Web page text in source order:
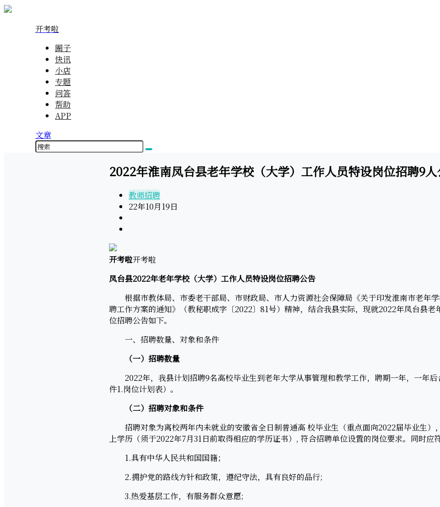
开考啦
圈子
快讯
小店
专题
问答
帮助
APP
文章
2022年淮南凤台县老年学校（大学）工作人员特设岗位招聘9
教师招聘
22年10月19日
开考啦开考啦
凤台县2022年老年学校（大学）工作人员特设岗位招聘公告
根据市教体局、市委老干部局、市财政局、市人力资源社会保障局《关于印发淮南市老年
聘工作方案的通知》（教秘职成字〔2022〕81号）精神，结合我县实际，现就2022年凤台县
位招聘公告如下。
一、招聘数量、对象和条件
（一） 招聘数量
2022年，我县计划招聘9名高校毕业生到老年大学从事管理和教学工作，聘期一年，一年后
件1.岗位计划表）。
（二） 招聘对象和条件
招聘对象为离校两年内未就业的安徽省全日制普通高 校毕业生（重点面向2022届毕业生）
上学历（须于2022年7月31日前取得相应的学历证书）, 符合招聘单位设置的岗位要求。同时应
1.具有中华人民共和国国籍；
2.拥护党的路线方针和政策，遵纪守法，具有良好的品行;
3.热爱基层工作，有服务群众意愿;